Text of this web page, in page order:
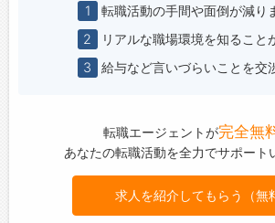
1
転職活動の手間や面倒が減り
2
リアルな職場環境を知ること
3
給与など言いづらいことを交
転職エージェントが完全無
あなたの転職活動を全力でサポート
求人を紹介してもらう（無